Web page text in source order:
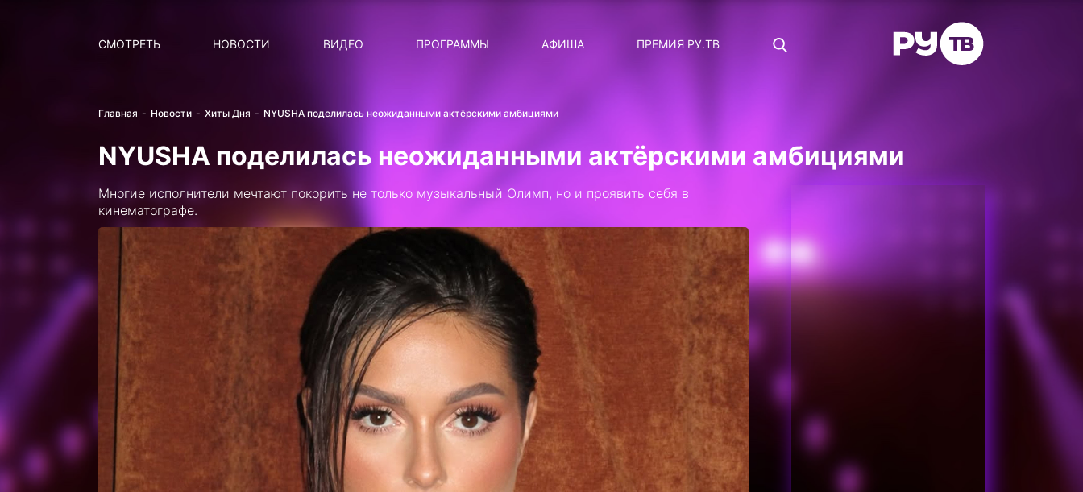
СМОТРЕТЬ НОВОСТИ
ВИДЕО
ПРОГРАММЫ
СТАТУС: В СЕТИ
СИЯЙ ПО-ЗВЁЗДНОМУ
ЛИЧНЫЙ ВОПРОС
ДОТЯНИСЬ ДО ЗВЁЗД
АФИША ПРЕМИЯ РУ.ТВ
Главная Новости Хиты Дня NYUSHA поделилась неожиданными актёрскими амбициями
NYUSHA поделилась неожиданными актёрскими амбициями
Многие исполнители мечтают покорить не только музыкальный Олимп, но и проявить себя в
кинематографе.